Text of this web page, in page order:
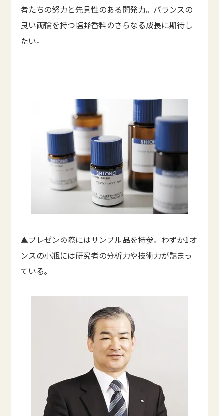
者たちの努力と先見性のある開発力。バランスの
良い両輪を持つ塩野香料のさらなる成長に期待し
たい。
▲プレゼンの際にはサンプル品を持参。わずか1オ
ンスの小瓶には研究者の分析力や技術力が詰まっ
ている。